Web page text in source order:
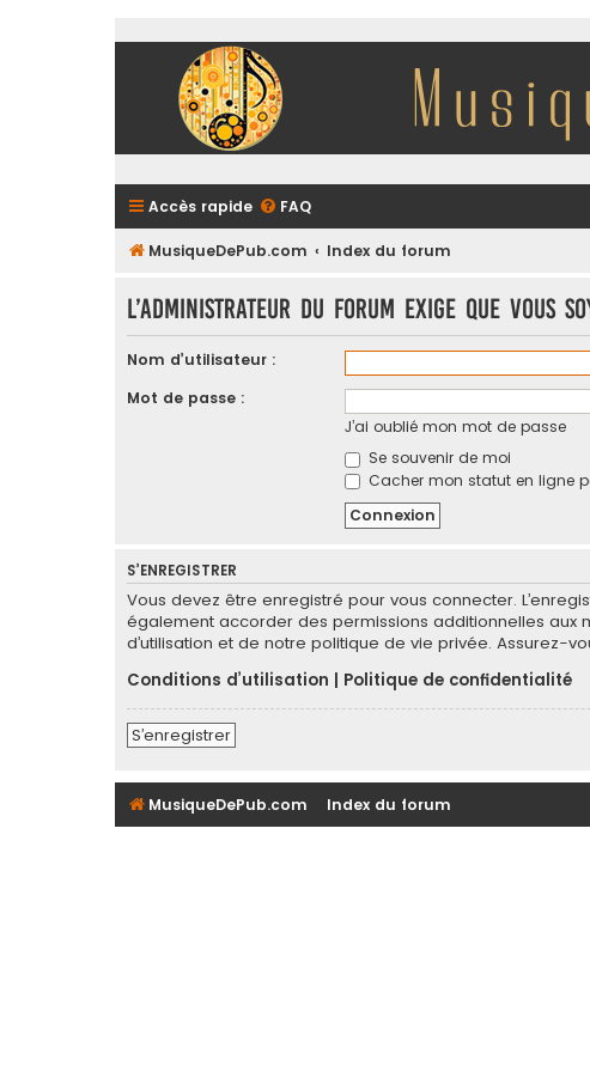
Accès rapide FAQ
MusiqueDePub.com Index du forum
L’administrateur du forum exige que vous
Nom d’utilisateur :
Mot de passe :
J’ai oublié mon mot de passe
Se souvenir de moi
Cacher mon statut en ligne
S’ENREGISTRER
Vous devez être enregistré pour vous connecter.
également accorder des permissions additionnelles aux
d’utilisation et de notre politique de vie privée. Assurez-
Conditions d’utilisation
Politique de confidentialité
S’enregistrer
MusiqueDePub.com Index du forum